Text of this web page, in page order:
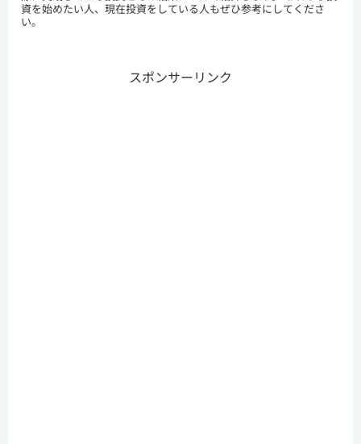
資を始めたい人、現在投資をしている人もぜひ参考にしてくださ
い。
スポンサーリンク